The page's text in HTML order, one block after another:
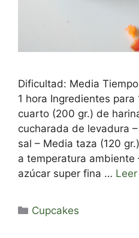
Dificultad: Media
1 hora Ingredientes
cuarto (200 gr.) de
cucharada de levadura
sal – Media taza (120
a temperatura ambiente
azúcar super fina …
Categorías
Cupcakes